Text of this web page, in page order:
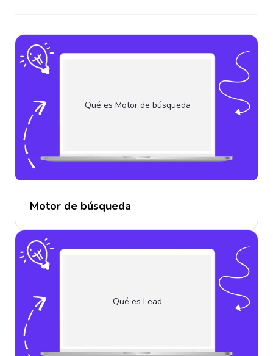
Qué es Motor de búsqueda
Motor de búsqueda
Qué es Lead